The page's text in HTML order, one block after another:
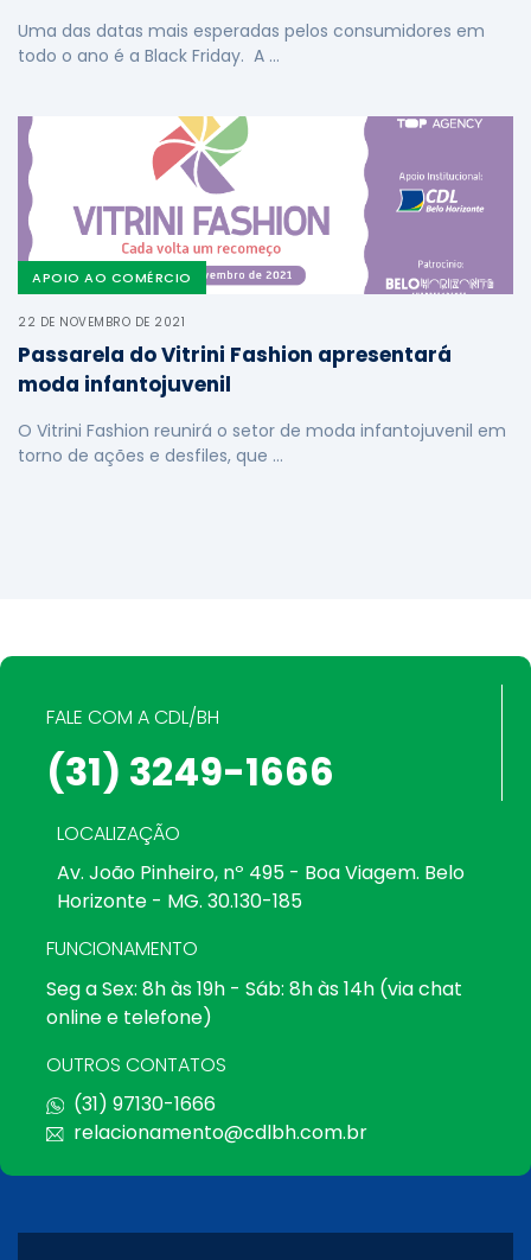
Uma das datas mais esperadas pelos consumidores em
todo o ano é a Black Friday. A …
APOIO AO COMÉRCIO
22 DE NOVEMBRO DE 2021
Passarela do Vitrini Fashion apresentará
moda infantojuvenil
O Vitrini Fashion reunirá o setor de moda infantojuvenil em
torno de ações e desfiles, que …
FALE COM A CDL/BH
(31) 3249-1666
LOCALIZAÇÃO
Av. João Pinheiro, nº 495 - Boa Viagem. Belo
Horizonte - MG. 30.130-185
FUNCIONAMENTO
Seg a Sex: 8h às 19h - Sáb: 8h às 14h (via chat
online e telefone)
OUTROS CONTATOS
(31) 97130-1666
relacionamento@cdlbh.com.br